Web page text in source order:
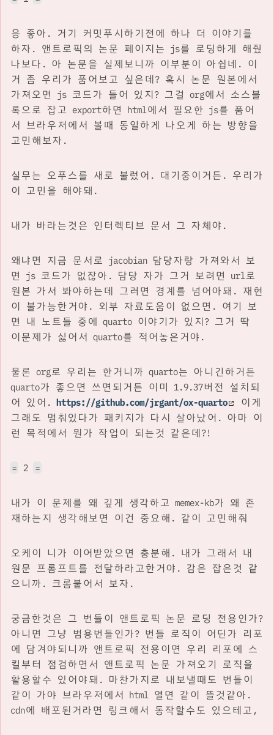
응 좋아. 거기 커밋푸시하기전에 하나 더 이야기를
하자. 앤트로픽의 논문 페이지는 js를 로딩하게 해줬
나보다. 아 논문을 실제보니까 이부분이 아쉽네. 이
거 좀 우리가 품어보고 싶은데? 혹시 논문 원본에서
가져오면 js 코드가 들어 있지? 그걸 org에서 소스블
록으로 잡고 export하면 html에서 필요한 js를 품어
서 브라우저에서 볼때 동일하게 나오게 하는 방향을
고민해보자.
실무는 오푸스를 새로 불렀어. 대기중이거든. 우리가
이 고민을 해야돼.
내가 바라는것은 인터렉티브 문서 그 자체야.
왜냐면 지금 문서로 jacobian 담당자랑 가져와서 보
면 js 코드가 없잖아. 담당 자가 그거 보려면 url로
원본 가서 봐야하는데 그러면 경계를 넘어아돼. 재현
이 불가능한거야. 외부 자료도움이 없으면. 여기 보
면 내 노트들 중에 quarto 이야기가 있지? 그거 딱
이문제가 싫어서 quarto를 적어놓은거야.
물론 org로 우리는 한거니까 quarto는 아니긴하거든
quarto가 좋으면 쓰면되거든 이미 1.9.37버전 설치되
어 있어. https://github.com/jrgant/ox-quarto
이게
그래도 멈춰있다가 패키지가 다시 살아났어. 아마 이
런 목적에서 뭔가 작업이 되는것 같은데?!
= 2 =
내가 이 문제를 왜 깊게 생각하고 memex-kb가 왜 존
재하는지 생각해보면 이건 중요해. 같이 고민해줘
오케이 니가 이어받았으면 충분해. 내가 그래서 내
원문 프롬프트를 전달하라고한거야. 감은 잡은것 같
으니까. 크롬붙어서 보자.
궁금한것은 그 번들이 앤트로픽 논문 로딩 전용인가?
아니면 그냥 범용번들인가? 번들 로직이 어딘가 리포
에 담겨야되니까 앤트로픽 전용이면 우리 리포에 스
킬부터 점검하면서 앤트로픽 논문 가져오기 로직을
활용할수 있어야돼. 마찬가지로 내보낼때도 번들이
같이 가야 브라우저에서 html 열면 같이 뜰것같아.
cdn에 배포된거라면 링크해서 동작할수도 있으테고,